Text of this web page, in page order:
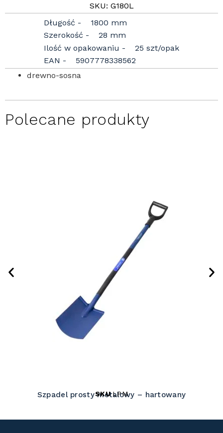
SKU: G180L
Długość
1800 mm
Szerokość
28 mm
Ilość w opakowaniu
25 szt/opak
EAN
5907778338562
drewno-sosna
Polecane produkty
Szpadel prosty metalowy – hartowany
SKULPM